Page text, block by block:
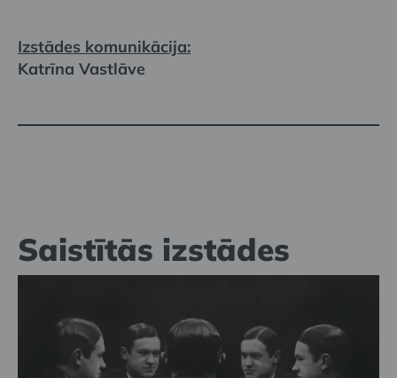
Izstādes komunikācija:
Katrīna Vastlāve
Saistītās izstādes